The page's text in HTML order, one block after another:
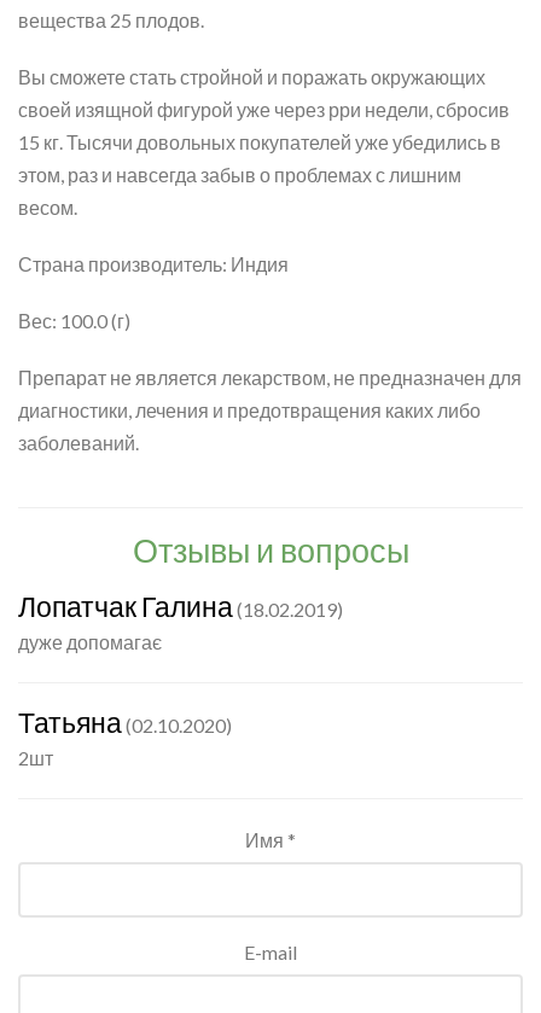
вещества 25 плодов.
Вы сможете стать стройной и поражать окружающих
своей изящной фигурой уже через рри недели, сбросив
15 кг. Тысячи довольных покупателей уже убедились в
этом, раз и навсегда забыв о проблемах с лишним
весом.
Страна производитель: Индия
Вес: 100.0 (г)
Препарат не является лекарством, не предназначен для
диагностики, лечения и предотвращения каких либо
заболеваний.
Отзывы и вопросы
Лопатчак Галина(18.02.2019)
дуже допомагає
Татьяна(02.10.2020)
2шт
Имя *
E-mail